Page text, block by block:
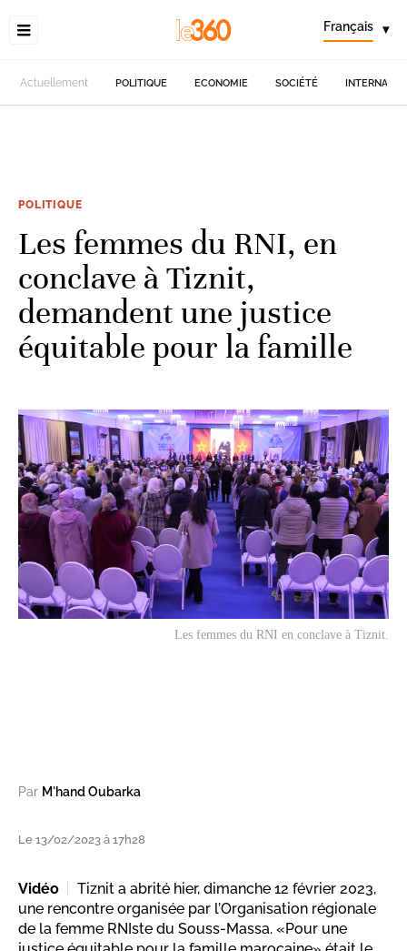
Français ▾
Actuellement POLITIQUE ECONOMIE SOCIÉTÉ
POLITIQUE
Les femmes du RNI, en
conclave à Tiznit,
demandent une justice
équitable pour la famille
Les femmes du RNI en conclave à Tiznit.
Par M'hand Oubarka
Le 13/02/2023 à 17h28
Vidéo
Tiznit a abrité hier, dimanche 12 février 2023,
une rencontre organisée par l’Organisation régionale
de la femme RNIste du Souss-Massa. «Pour une